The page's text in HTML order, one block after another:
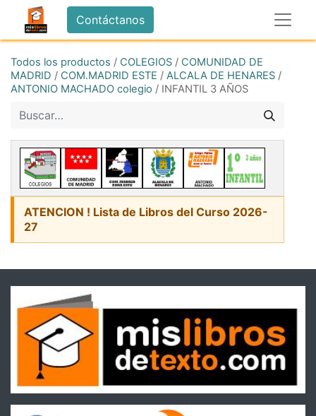
Contáctanos
Todos los productos / COLEGIOS / COMUNIDAD DE
MADRID / COM.MADRID ESTE / ALCALA DE HENARES /
ANTONIO MACHADO colegio / INFANTIL 3 AÑOS
ATENCION ! Lista de Libros del Curso 2026-
27